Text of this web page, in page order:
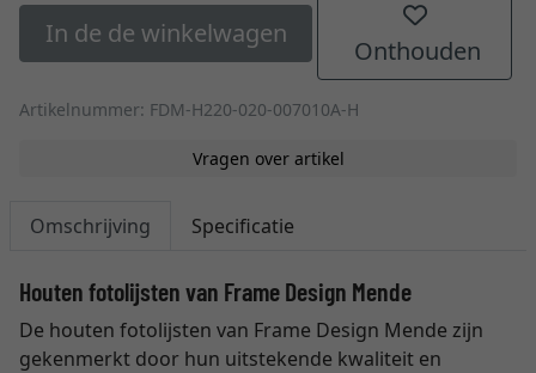
In de de winkelwagen
Onthouden
Artikelnummer: FDM-H220-020-007010A-H
Vragen over artikel
Omschrijving Specificatie
Houten fotolijsten van Frame Design Mende
De houten fotolijsten van Frame Design Mende zijn
gekenmerkt door hun uitstekende kwaliteit en